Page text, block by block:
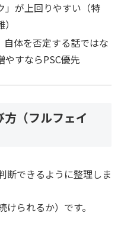
」が上回りやすい（特
自体を否定する話ではな
やすならPSC優先
（フルフェイ
断できるように整理しま
られるか）です。